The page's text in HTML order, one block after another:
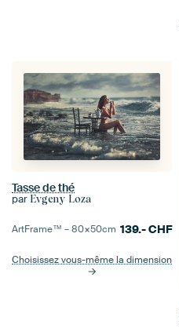
Tasse de thé
par Evgeny Loza
ArtFrame™ –80×50cm 139.-CHF
Choisissez vous-même la dimension